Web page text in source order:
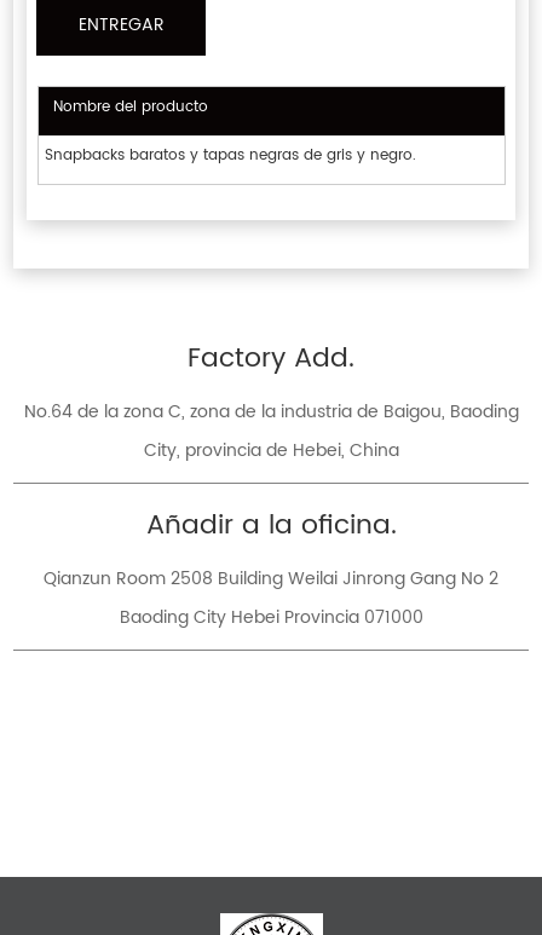
Nombre del producto
Snapbacks baratos y tapas negras de gris y negro.
Factory Add.
No.64 de la zona C, zona de la industria de Baigou, Baoding
City, provincia de Hebei, China
Añadir a la oficina.
Qianzun Room 2508 Building Weilai Jinrong Gang No 2
Baoding City Hebei Provincia 071000